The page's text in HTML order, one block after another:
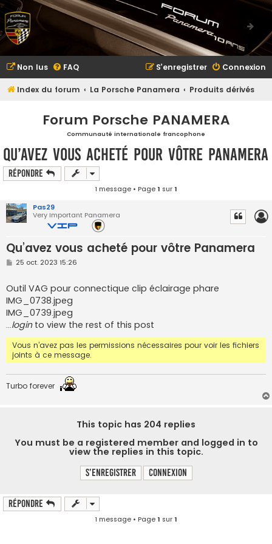
Non lus FAQ Connexion
S’enregistrer
Index du forum La Porsche Panamera Produits dérivés
Forum Porsche PANAMERA
Communauté internationale francophone
Qu’avez vous acheté pour vôtre Panamera
Répondre
1 message • Page1 sur1
Pas29
Very Important Panamera
Qu’avez vous acheté pour vôtre Panamera
M
s
a
g
e
25 oct. 2023 15:26
Outil VAG pour connectique clip éclairage phare
IMG_0738.jpeg
IMG_0739.jpeg
…loginto view the rest of this post
Vous n’avez pas les permissions nécessaires pour voir les fichiers
joints à ce message.
Turbo forever
This topic has 204 replies
You must be a registered member and logged in to
view the replies in this topic.
S’enregistrer Connexion
Répondre
1 message • Page1 sur1